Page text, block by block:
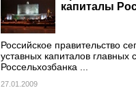
капиталы
Российское правительство
уставных капиталов главных
Россельхозбанка ...
27.01.2009